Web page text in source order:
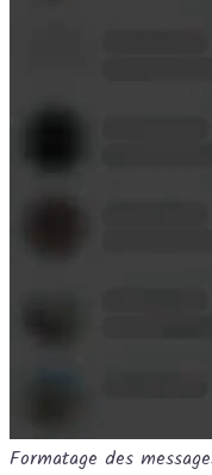
Formatage des